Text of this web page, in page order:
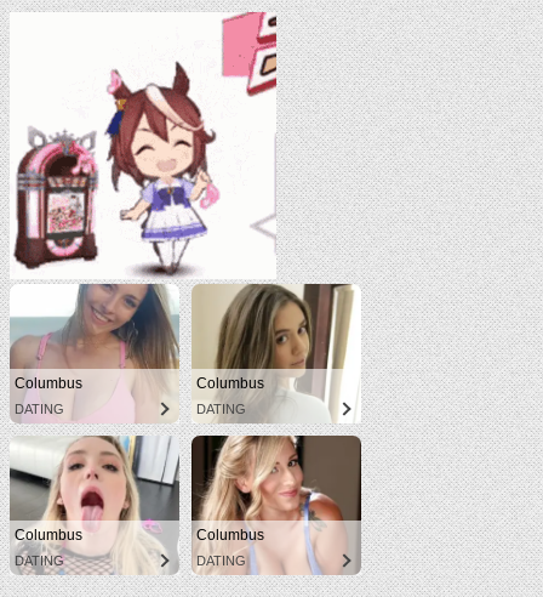
Columbus
DATING
Columbus
DATING
Columbus
DATING
Columbus
DATING